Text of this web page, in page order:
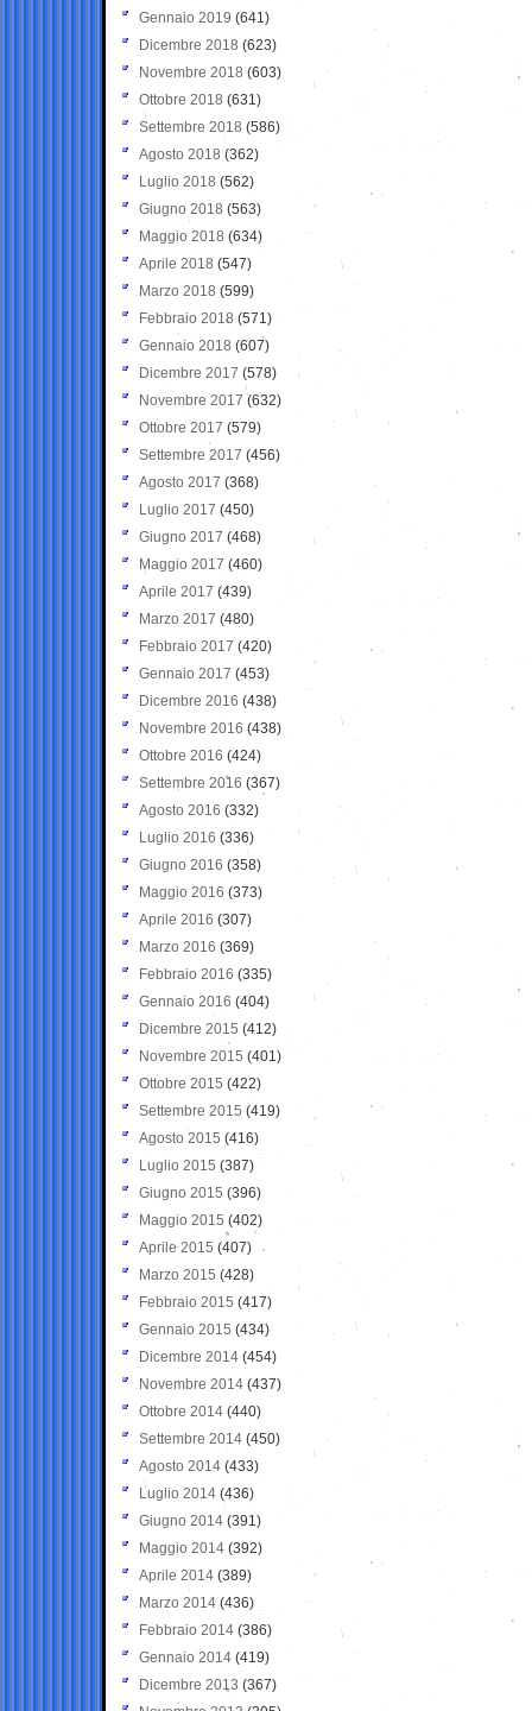
Gennaio 2019 (641)
Dicembre 2018 (623)
Novembre 2018 (603)
Ottobre 2018 (631)
Settembre 2018 (586)
Agosto 2018 (362)
Luglio 2018 (562)
Giugno 2018 (563)
Maggio 2018 (634)
Aprile 2018 (547)
Marzo 2018 (599)
Febbraio 2018 (571)
Gennaio 2018 (607)
Dicembre 2017 (578)
Novembre 2017 (632)
Ottobre 2017 (579)
Settembre 2017 (456)
Agosto 2017 (368)
Luglio 2017 (450)
Giugno 2017 (468)
Maggio 2017 (460)
Aprile 2017 (439)
Marzo 2017 (480)
Febbraio 2017 (420)
Gennaio 2017 (453)
Dicembre 2016 (438)
Novembre 2016 (438)
Ottobre 2016 (424)
Settembre 2016 (367)
Agosto 2016 (332)
Luglio 2016 (336)
Giugno 2016 (358)
Maggio 2016 (373)
Aprile 2016 (307)
Marzo 2016 (369)
Febbraio 2016 (335)
Gennaio 2016 (404)
Dicembre 2015 (412)
Novembre 2015 (401)
Ottobre 2015 (422)
Settembre 2015 (419)
Agosto 2015 (416)
Luglio 2015 (387)
Giugno 2015 (396)
Maggio 2015 (402)
Aprile 2015 (407)
Marzo 2015 (428)
Febbraio 2015 (417)
Gennaio 2015 (434)
Dicembre 2014 (454)
Novembre 2014 (437)
Ottobre 2014 (440)
Settembre 2014 (450)
Agosto 2014 (433)
Luglio 2014 (436)
Giugno 2014 (391)
Maggio 2014 (392)
Aprile 2014 (389)
Marzo 2014 (436)
Febbraio 2014 (386)
Gennaio 2014 (419)
Dicembre 2013 (367)